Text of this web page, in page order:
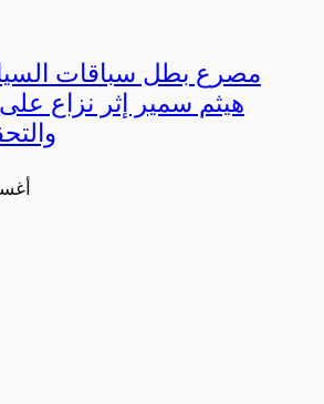
مصرع بطل سباقات
هيثم سمير إثر نزاع
12